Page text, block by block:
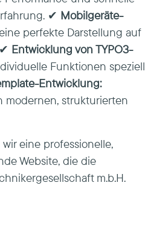
✔ Mobilgeräte-
perfekte Darstellung auf
Entwicklung von TYPO3-
Funktionen speziell
Entwicklung:
modernen, strukturierten
eine professionelle,
Website, die die
m.b.H.